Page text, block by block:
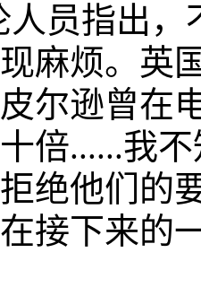
人员指出
麻烦。英
尔逊曾在
倍......我
绝他们的
接下来的